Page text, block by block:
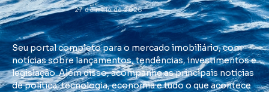
27 de maio de 2026
Seu portal completo para o mercado imobiliário, com
notícias sobre lançamentos, tendências, investimentos e
legislação. Além disso, acompanhe as principais notícias
de política, tecnologia, economia e tudo o que acontece